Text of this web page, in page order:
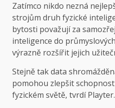
Zatímco nikdo nezná
strojům druh fyzické
bytosti považují za
inteligence do
výrazně rozšířit jejich
Stejně tak data
pomohou zlepšit
fyzickém světě, tvrdí Playter.